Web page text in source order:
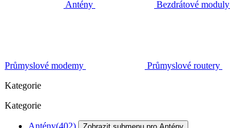
Antény Bezdrátové moduly
Průmyslové modemy Průmyslové routery
Kategorie
Kategorie
Antény(402)